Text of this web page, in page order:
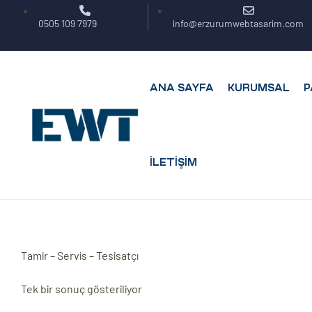
0505 109 7979 info@erzurumwebtasarim.com
ANA SAYFA KURUMSAL
İLETIŞIM
Tamir – Servis – Tesisatçı
Tek bir sonuç gösteriliyor